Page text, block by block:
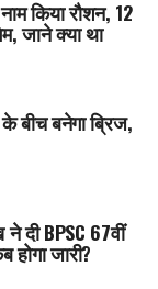
किया रौशन, 12
जाने क्या था
बीच बनेगा ब्रिज,
दी BPSC 67वीं
होगा जारी?